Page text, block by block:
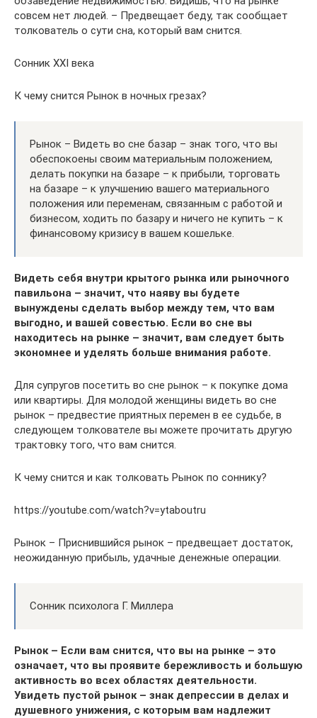
совсем нет людей. – Предвещает беду, так сообщает
толкователь о сути сна, который вам снится.
Сонник XXI века
К чему снится Рынок в ночных грезах?
Рынок – Видеть во сне базар – знак того, что вы
обеспокоены своим материальным положением,
делать покупки на базаре – к прибыли, торговать
на базаре – к улучшению вашего материального
положения или переменам, связанным с работой и
бизнесом, ходить по базару и ничего не купить – к
финансовому кризису в вашем кошельке.
Видеть себя внутри крытого рынка или рыночного
павильона – значит, что наяву вы будете
вынуждены сделать выбор между тем, что вам
выгодно, и вашей совестью. Если во сне вы
находитесь на рынке – значит, вам следует быть
экономнее и уделять больше внимания работе.
Для супругов посетить во сне рынок – к покупке дома
или квартиры. Для молодой женщины видеть во сне
рынок – предвестие приятных перемен в ее судьбе, в
следующем толкователе вы можете прочитать другую
трактовку того, что вам снится.
К чему снится и как толковать Рынок по соннику?
https://youtube.com/watch?v=ytaboutru
Рынок – Приснившийся рынок – предвещает достаток,
неожиданную прибыль, удачные денежные операции.
Сонник психолога Г. Миллера
Рынок – Если вам снится, что вы на рынке – это
означает, что вы проявите бережливость и большую
активность во всех областях деятельности.
Увидеть пустой рынок – знак депрессии в делах и
душевного унижения, с которым вам надлежит